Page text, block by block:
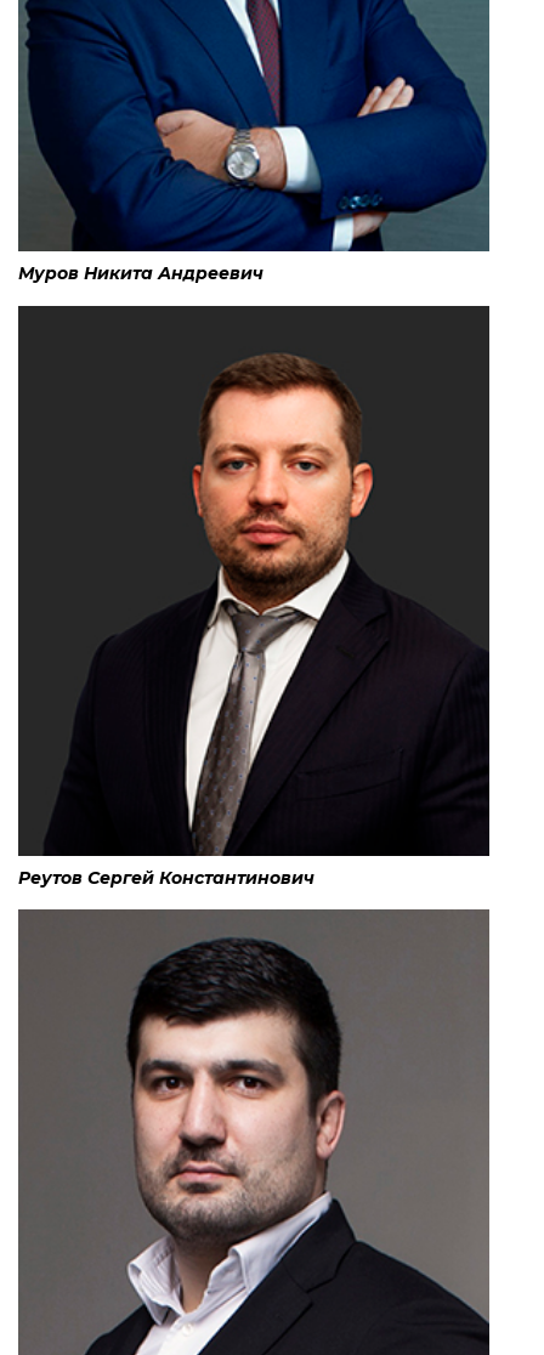
Муров Никита Андреевич
Реутов Сергей Константинович